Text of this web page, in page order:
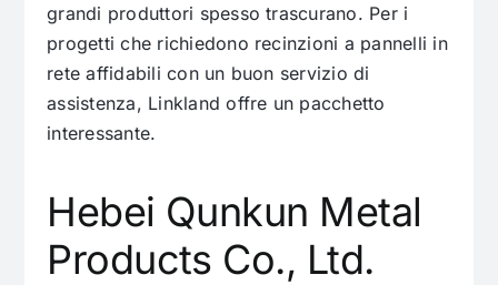
grandi produttori spesso trascurano. Per i
progetti che richiedono recinzioni a pannelli in
rete affidabili con un buon servizio di
assistenza, Linkland offre un pacchetto
interessante.
Hebei Qunkun Metal
Products Co., Ltd.